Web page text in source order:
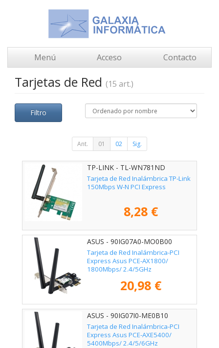
Menú Acceso Contacto
Tarjetas de Red (15 art.)
Filtro
Ant. 01 02 Sig.
TP-LINK - TL-WN781ND
Tarjeta de Red Inalámbrica TP-Link
150Mbps W-N PCI Express
8,28 €
ASUS - 90IG07A0-MO0B00
Tarjeta de Red Inalámbrica-PCI
Express Asus PCE-AX1800/
1800Mbps/ 2.4/5GHz
20,98 €
ASUS - 90IG07I0-ME0B10
Tarjeta de Red Inalámbrica-PCI
Express Asus PCE-AXE5400/
5400Mbps/ 2.4/5/6GHz